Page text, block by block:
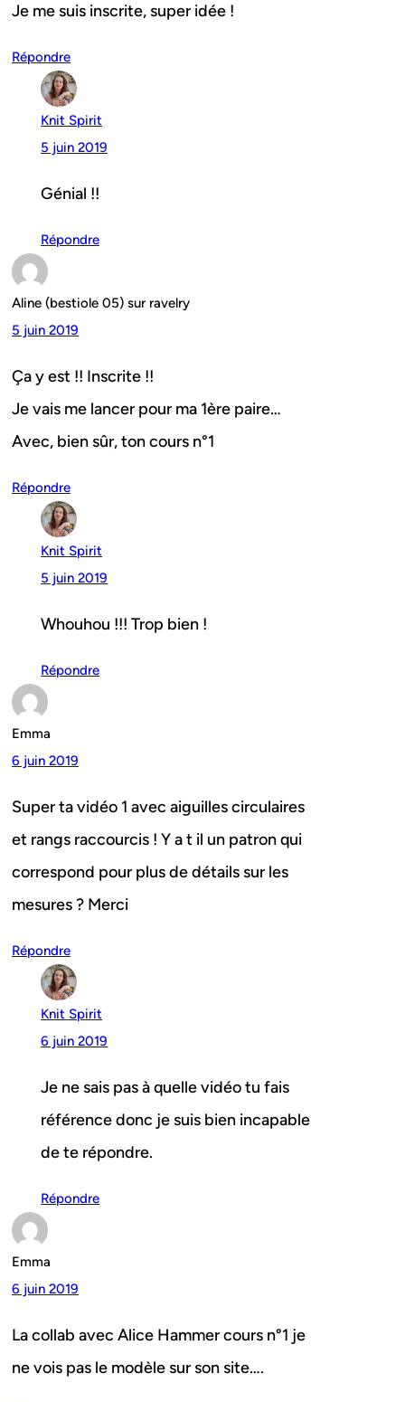
Je me suis inscrite, super idée !
Répondre
Knit Spirit
5 juin 2019
Génial !!
Répondre
Aline (bestiole 05) sur ravelry
5 juin 2019
Ça y est !! Inscrite !!
Je vais me lancer pour ma 1ère paire…
Avec, bien sûr, ton cours n°1
Répondre
Knit Spirit
5 juin 2019
Whouhou !!! Trop bien !
Répondre
Emma
6 juin 2019
Super ta vidéo 1 avec aiguilles circulaires
et rangs raccourcis ! Y a t il un patron qui
correspond pour plus de détails sur les
mesures ? Merci
Répondre
Knit Spirit
6 juin 2019
Je ne sais pas à quelle vidéo tu fais
référence donc je suis bien incapable
de te répondre.
Répondre
Emma
6 juin 2019
La collab avec Alice Hammer cours n°1 je
ne vois pas le modèle sur son site….